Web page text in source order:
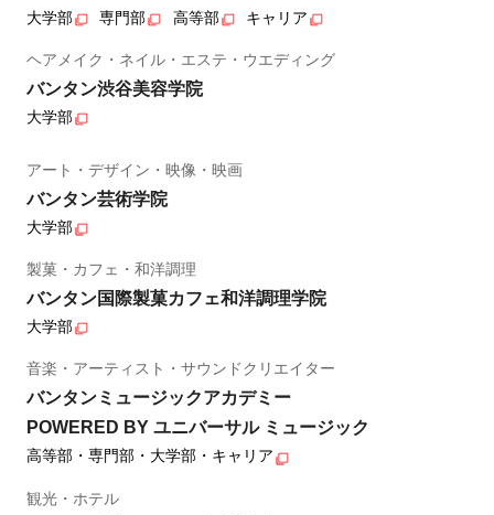
大学部 専門部 高等部 キャリア
ヘアメイク・ネイル・エステ・ウエディング
バンタン渋谷美容学院
大学部
アート・デザイン・映像・映画
バンタン芸術学院
大学部
製菓・カフェ・和洋調理
バンタン国際製菓カフェ和洋調理学院
大学部
音楽・アーティスト・サウンドクリエイター
バンタンミュージックアカデミー
POWERED BY ユニバーサル ミュージック
高等部・専門部・大学部・キャリア
観光・ホテル